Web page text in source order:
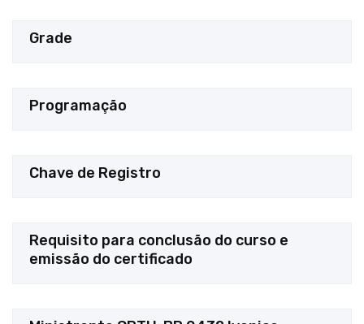
Grade
Programação
Chave de Registro
Requisito para conclusão do curso e
emissão do certificado